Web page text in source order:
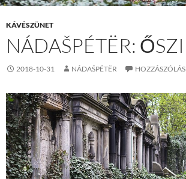
KÁVÉSZÜNET
NÁDAŠPÉTËR:
2018-10-31 NÁDAŠPÉTËR HOZZÁSZÓLÁS